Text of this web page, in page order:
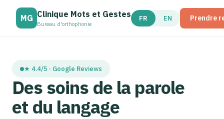
MG Clinique Mots et Gestes
Bureau d'orthophonie
FR EN Prendre
★ 4.4/5 · Google Reviews
Des soins de la parole
et du langage